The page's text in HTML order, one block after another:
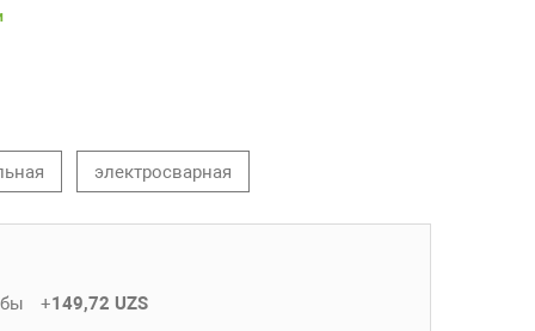
электросварная
+149,72 UZS